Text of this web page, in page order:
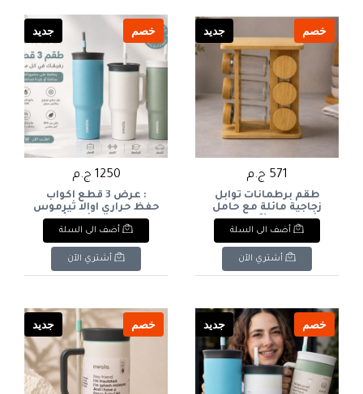
خصم جديد
571 ج.م
طقم برطمانات توابل
زجاجية مائلة مع حامل
خشبي برجي (6 برطمانات
Piece Slanted Glass Spice
Jar Set with Wooden
Tower Stand.
أضف الى السلة
أشتري الآن
خصم جديد
1250 ج.م
: عرض 3 قطع أكواب
حفظ حراري اوالا ثيرموس
بمقبض وقشة - ألوان
متعددة. & : Owala 3-
Piece Insulated Travel
Tumbler Bundle with
Handle & Straw (Multi-
أضف الى السلة
أشتري الآن
خصم جديد خصم جديد